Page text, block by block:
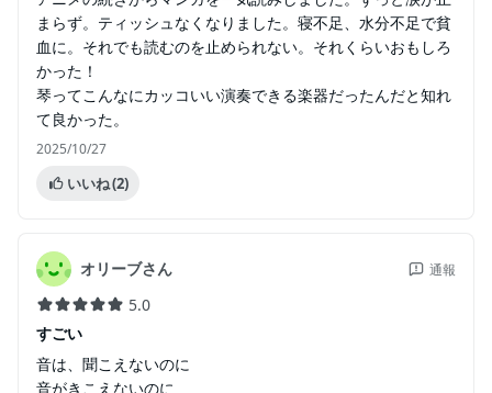
まらず。ティッシュなくなりました。寝不足、水分不足で貧
血に。それでも読むのを止められない。それくらいおもしろ
かった！
琴ってこんなにカッコいい演奏できる楽器だったんだと知れ
て良かった。
2025/10/27
いいね(2)
オリーブさん 通報
5.0
すごい
音は、聞こえないのに
音がきこえないのに